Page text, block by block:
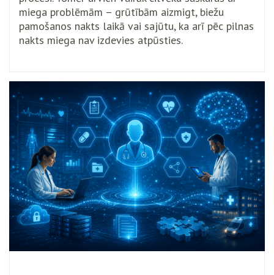
miega problēmām – grūtībām aizmigt, biežu
pamošanos nakts laikā vai sajūtu, ka arī pēc pilnas
nakts miega nav izdevies atpūsties.